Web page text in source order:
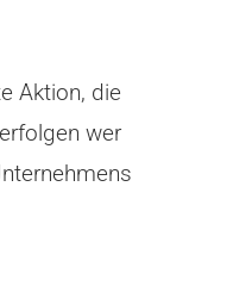
Aktion, die
wer